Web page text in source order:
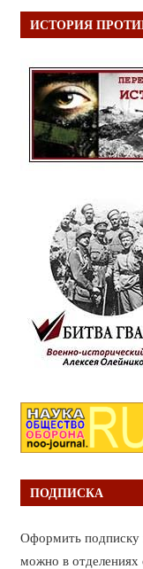
ИСТОРИЯ
ПОДПИСКА
Оформить подписку
можно в отделениях